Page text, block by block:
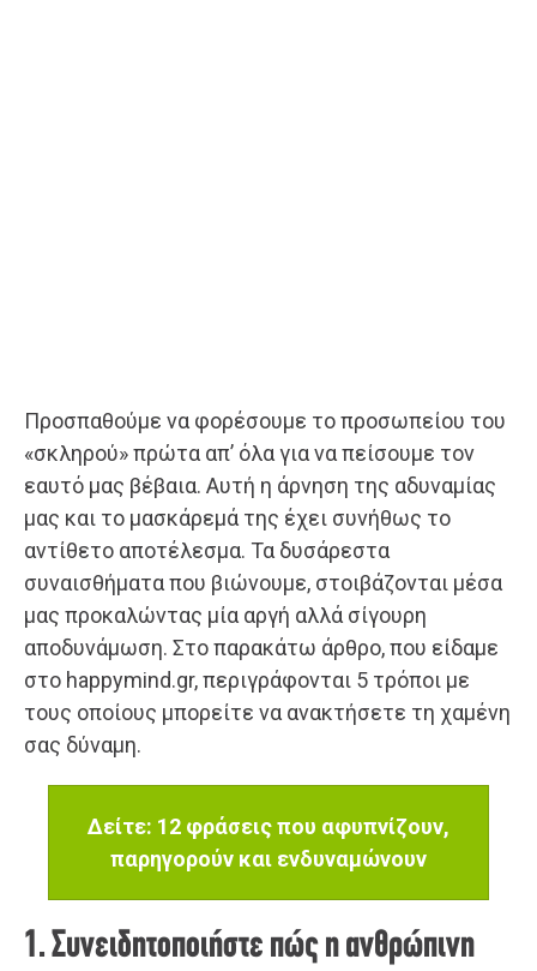
Προσπαθούμε να φορέσουμε το προσωπείου του
«σκληρού» πρώτα απ’ όλα για να πείσουμε τον
εαυτό μας βέβαια. Αυτή η άρνηση της αδυναμίας
μας και το μασκάρεμά της έχει συνήθως το
αντίθετο αποτέλεσμα. Τα δυσάρεστα
συναισθήματα που βιώνουμε, στοιβάζονται μέσα
μας προκαλώντας μία αργή αλλά σίγουρη
αποδυνάμωση. Στο παρακάτω άρθρο, που είδαμε
στο happymind.gr, περιγράφονται 5 τρόποι με
τους οποίους μπορείτε να ανακτήσετε τη χαμένη
σας δύναμη.
Δείτε: 12 φράσεις που αφυπνίζουν,
παρηγορούν και ενδυναμώνουν
1. Συνειδητοποιήστε πώς η ανθρώπινη